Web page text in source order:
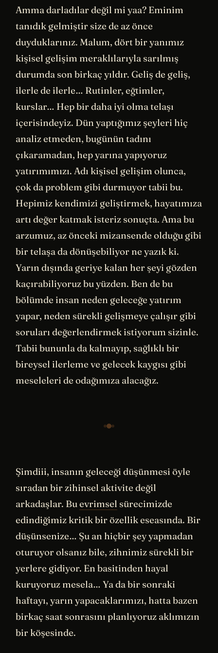
Amma darladılar değil mi yaa? Eminim
tanıdık gelmiştir size de az önce
duyduklarınız. Malum, dört bir yanımız
kişisel gelişim meraklılarıyla sarılmış
durumda son birkaç yıldır. Geliş de geliş,
ilerle de ilerle… Rutinler, eğtimler,
kurslar… Hep bir daha iyi olma telaşı
içerisindeyiz. Dün yaptığımız şeyleri hiç
analiz etmeden, bugünün tadını
çıkaramadan, hep yarına yapıyoruz
yatırımımızı. Adı kişisel gelişim olunca,
çok da problem gibi durmuyor tabii bu.
Hepimiz kendimizi geliştirmek, hayatımıza
artı değer katmak isteriz sonuçta. Ama bu
arzumuz, az önceki mizansende olduğu gibi
bir telaşa da dönüşebiliyor ne yazık ki.
Yarın dışında geriye kalan her şeyi gözden
kaçırabiliyoruz bu yüzden. Ben de bu
bölümde insan neden geleceğe yatırım
yapar, neden sürekli gelişmeye çalışır gibi
soruları değerlendirmek istiyorum sizinle.
Tabii bununla da kalmayıp, sağlıklı bir
bireysel ilerleme ve gelecek kaygısı gibi
meseleleri de odağımıza alacağız.
Şimdiii, insanın geleceği düşünmesi öyle
sıradan bir zihinsel aktivite değil
arkadaşlar. Bu evrimsel sürecimizde
edindiğimiz kritik bir özellik eseasında. Bir
düşünsenize… Şu an hiçbir şey yapmadan
oturuyor olsanız bile, zihnimiz sürekli bir
yerlere gidiyor. En basitinden hayal
kuruyoruz mesela… Ya da bir sonraki
haftayı, yarın yapacaklarımızı, hatta bazen
birkaç saat sonrasını planlıyoruz aklımızın
bir köşesinde.